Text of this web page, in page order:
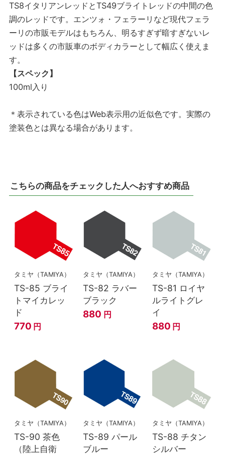
TS8イタリアンレッドとTS49ブライトレッドの中間の色
調のレッドです。エンツォ・フェラーリなど現代フェラ
ーリの市販モデルはもちろん、明るすぎず暗すぎないレ
ッドは多くの市販車のボディカラーとして幅広く使えま
す。
【スペック】
100ml入り
＊表示されている色はWeb表示用の近似色です。実際の
塗装色とは異なる場合があります。
こちらの商品をチェックした人へおすすめ商品
タミヤ（TAMIYA）
TS-85 ブライ
トマイカレッ
ド
770 円
タミヤ（TAMIYA）
TS-82 ラバー
ブラック
880 円
タミヤ（TAMIYA）
TS-81 ロイヤ
ルライトグレ
イ
880 円
タミヤ（TAMIYA）
TS-90 茶色
（陸上自衛
タミヤ（TAMIYA）
TS-89 パール
ブルー
タミヤ（TAMIYA）
TS-88 チタン
シルバー